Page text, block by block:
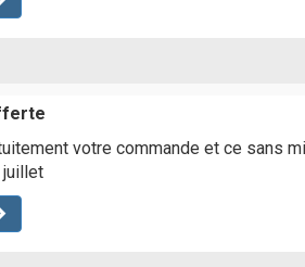
votre commande et ce sans
juillet